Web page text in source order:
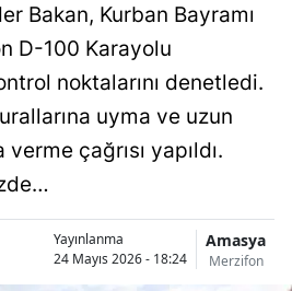
Bakan, Kurban Bayramı
D-100 Karayolu
noktalarını denetledi.
uyma ve uzun
çağrısı yapıldı.
Yayınlanma
24 Mayıs 2026 - 18:24
Amasya
Merzifon